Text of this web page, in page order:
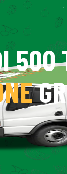
500